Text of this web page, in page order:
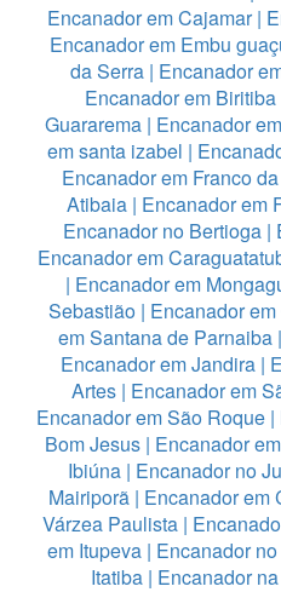
Encanador em Cajamar|
Encanador em Embu
da Serra | Encanador
Encanador em Biritiba
Guararema | Encanador
em santa izabel |
Encanador em Franco
Atibaia| Encanador em
Encanador no Bertioga |
Encanador em
| Encanador em
Sebastião| Encanador
em Santana de Parnaiba |
Encanador em Jandira|
Artes | Encanador em
Encanador em São Roque |
Bom Jesus| Encanador
Ibiúna| Encanador no
Mairiporã| Encanador em
Várzea Paulista|
em Itupeva | Encanador
Itatiba | Encanador